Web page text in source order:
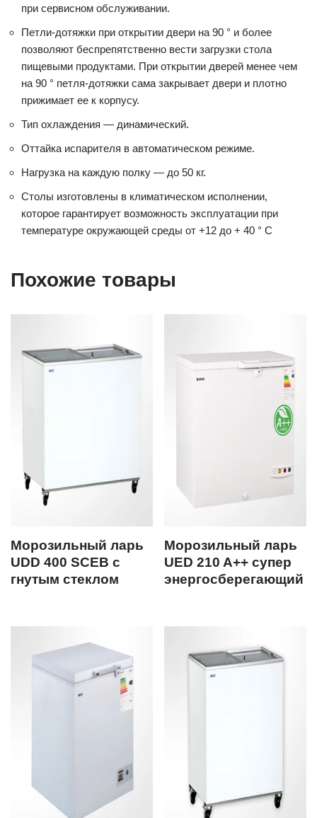
при сервисном обслуживании.
Петли-дотяжки при открытии двери на 90 ° и более
позволяют беспрепятственно вести загрузки стола
пищевыми продуктами. При открытии дверей менее чем
на 90 ° петля-дотяжки сама закрывает двери и плотно
прижимает ее к корпусу.
Тип охлаждения — динамический.
Оттайка испарителя в автоматическом режиме.
Нагрузка на каждую полку — до 50 кг.
Столы изготовлены в климатическом исполнении,
которое гарантирует возможность эксплуатации при
температуре окружающей среды от +12 до + 40 ° С
Похожие товары
Морозильный ларь
UDD 400 SCEB с
гнутым стеклом
Морозильный ларь
UED 210 A++ супер
энергосберегающий